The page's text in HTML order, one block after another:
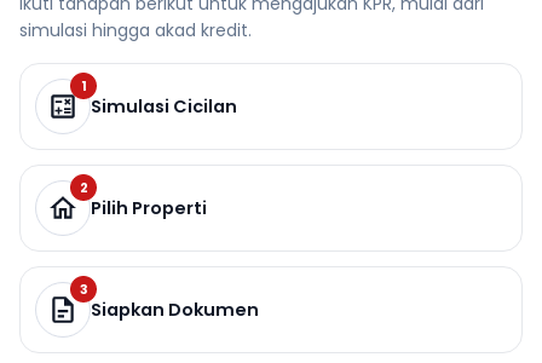
simulasi hingga akad kredit.
1
Simulasi Cicilan
2
Pilih Properti
3
Siapkan Dokumen